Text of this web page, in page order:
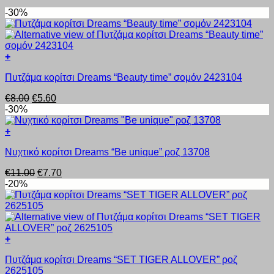
-30%
+
το
έχει
πολλαπλές
παραλλαγές.
Οι
μπορούν
επιλεγούν
στη
σελίδα
του
προϊόντος
Πυτζάμα κορίτσι Dreams “Beauty time” σομόν 2423104
€8.00 Original
was:
€5.60Η
τιμή
-30%
+
το
έχει
πολλαπλές
παραλλαγές.
Οι
επιλογές
μπορούν
να
στη
Νυχτικό κορίτσι Dreams “Be unique” ροζ 13708
€11.00 Original
was:
€11.00.
€7.70Η
τιμή
€7.70.
-20%
+
το
προϊόν
Πυτζάμα κορίτσι Dreams “SET TIGER ALLOVER” ροζ
2625105